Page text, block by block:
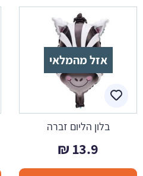
אזל מהמלאי
בלון הליום זברה
13.9
₪